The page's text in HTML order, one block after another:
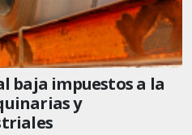
baja impuestos a la
y